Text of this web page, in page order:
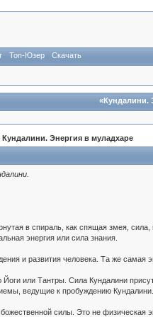
Топ-Юзер Скачать
«Кундалини.
Кундалини. Энергия в муладхаре
в спираль, как спящая змея,
энергия или сила знания.
и развития человека. Та же самая
Йоги или Тантры. Сила Кундалини
ведущие к пробуждению Кундалини.
силы. Это не физическая